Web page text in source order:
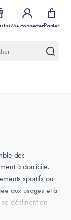
Me connecterPanier
des
à domicile.
sportifs ou
aux usages et à
se déclinent en